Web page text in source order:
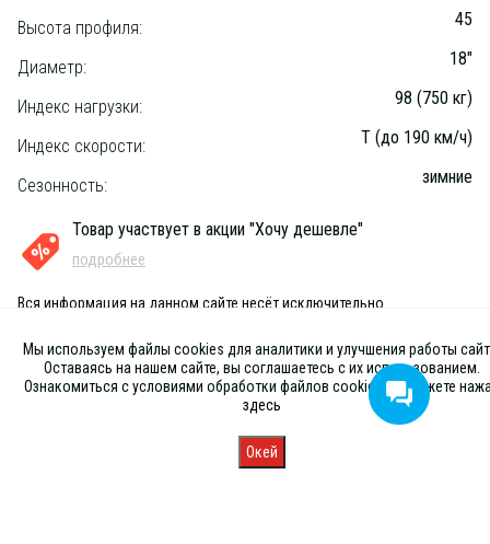
Высота профиля: 45
Диаметр: 18"
Индекс нагрузки: 98 (750 кг)
Индекс скорости: T (до 190 км/ч)
Сезонность: зимние
Товар участвует в акции "Хочу дешевле"
подробнее
Вся информация на данном сайте несёт исключительно
публичной офертой, определяемой положениями Статьи 437 (2) ГК
РФ
Запись
Мы используем файлы cookies для аналитики и улучшения работы
Оставаясь на нашем сайте, вы соглашаетесь с их использованием.
Ознакомиться с условиями обработки файлов cookies вы можете
здесь
Окей